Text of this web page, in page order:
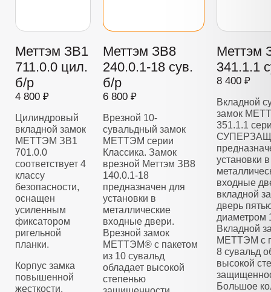
Меттэм ЗВ1
711.0.0 цил.
б/р
4 800 ₽
Цилиндровый
вкладной замок
МЕТТЭМ ЗВ1
701.0.0
соответствует 4
классу
безопасности,
оснащен
усиленным
фиксатором
ригельной
планки.
Корпус замка
повышенной
жесткости,
Меттэм ЗВ8
240.0.1-18 сув.
б/р
6 800 ₽
Врезной 10-
сувальдный замок
МЕТТЭМ серии
Классика. Замок
врезной Меттэм ЗВ8
140.0.1-18
предназначен для
установки в
металлические
входные двери.
Врезной замок
МЕТТЭМ® с пакетом
из 10 сувальд
обладает высокой
степенью
Меттэм
341.1.1
8 400 ₽
Вкладной
замок
351.1.1
установки в
входные
вкладной
дверь
диаметром
Вкладной
МЕТТЭМ с
8 сувальд
высокой
Большое